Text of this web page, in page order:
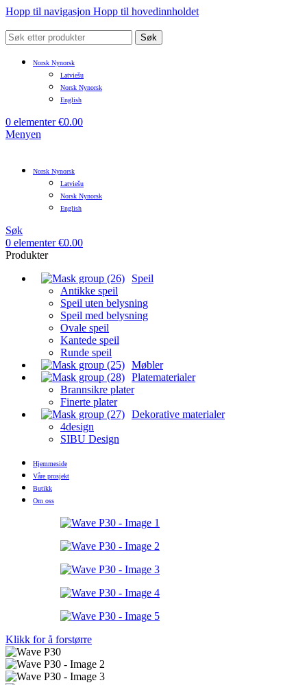
Hopp til navigasjon Hopp til hovedinnholdet
Søk
Norsk Nynorsk
Latviešu
Norsk Nynorsk
English
0 elementer €0.00
Menyen
Norsk Nynorsk
Latviešu
Norsk Nynorsk
English
Søk
0 elementer €0.00
Produkter
Speil
Antikke speil
Speil uten belysning
Speil med belysning
Ovale speil
Kantede speil
Runde speil
Møbler
Platematerialer
Brannsikre plater
Finerte plater
Dekorative materialer
4design
SIBU Design
Hjemmeside
Våre prosjekt
Butikk
Om oss
Klikk for å forstørre